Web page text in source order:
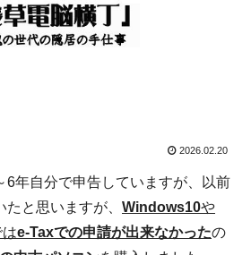
2026.02.20
6年自分で申告していますが、以前
たと思いますが、 Windows10や
はe-Taxでの申請が出来なかったの